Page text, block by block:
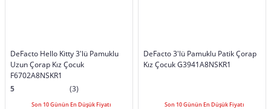
DeFacto Hello Kitty 3'lü Pamuklu
Uzun Çorap Kız Çocuk
F6702A8NSKR1
5
(3)
Son 10 Günün En Düşük Fiyatı
DeFacto 3'lü Pamuklu Patik Çorap
Kız Çocuk G3941A8NSKR1
Son 10 Günün En Düşük Fiyatı